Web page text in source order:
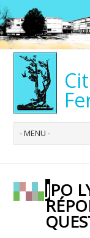
JPO LYCEE: NOUS